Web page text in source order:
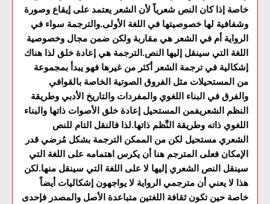
خاصة إذا كان النص شعرياً لأن الشعر يعتمد على إيقاع وصورة
وشفافية لها خصوصيتها في اللغة الأولى.والترجمة سواء في
الرواية أم في الشعر هي مقاربة ولكن ضمن مجال وخصوصية
اللغة التي سينقل إليها النص.الترجمة هي إعادة خلق لذا هناك
إشكالية في ترجمة الشعر أكثر من غيرها فهو يبدأ بمجموعة
من المستحيلات مثل الفروق الصوتية الخاصة بالقوافي
والفرق في البناء اللغوي والمفردات والتاريخ الأدبي وطريقة
النظم الشعريفمن المستحيل إعادة خلق الأصوات ذاتها والبناء
اللغوي ذاته وطريقة النَّظم ذاتها.لذا فالنقل التام للنص
الشعري مستحيل لكن من الممكن الترجمة بشكل مُرضي قدر
الإمكان فعلى المترجم هنا أن يكرس اهتمامه على اللغة التي
سينقل النص الشعري إليها لا على اللغة التي سينقل منها.لكن
هذا لا يعني أن مترجمي الرواية لا يواجهون إشكاليات أيضاً
خاصة حين تكون ثقافة اللغتين متباعدة الأصل والمصدر فإحدى